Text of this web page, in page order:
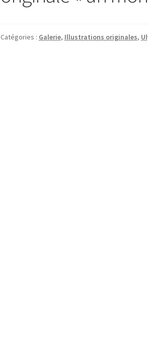
Catégories : Galerie, Illustrations originales,